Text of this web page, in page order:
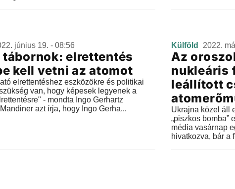
június 19. - 08:56
tábornok: elrettentés
kell vetni az atomot
elrettentéshez eszközökre és politikai
van, hogy képesek legyenek a
- mondta Ingo Gerhartz
azt írja, hogy Ingo Gerha...
Külföld 2022.
Az
nukleáris
leállított
Ukrajna közel áll
„piszkos bomba”
média vasárnap
hivatkozva, bár a